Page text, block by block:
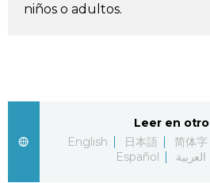
Datos de Japón
Gente
Blog
niños o adultos.
Leer en
English
日本語 简体字
Español
العربية